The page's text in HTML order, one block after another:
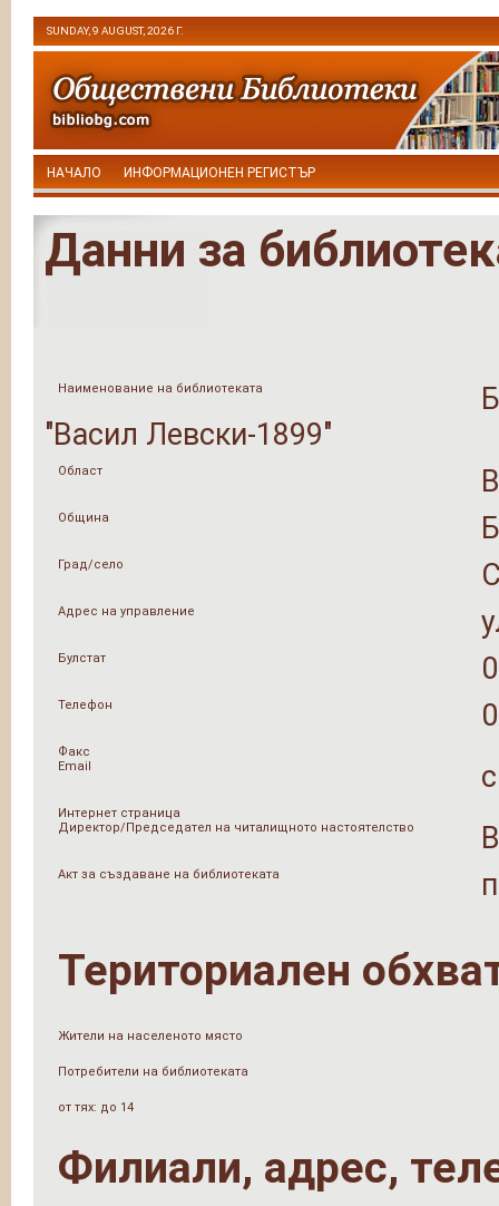
SUNDAY, 9 AUGUST, 2026 Г.
НАЧАЛО ИНФОРМАЦИОНЕН РЕГИСТЪР
Данни за
Наименование на библиотеката
"Васил Левски-1899"
Област
Община
Град/село
Адрес на управление
Булстат
Телефон
Факс
Email
Интернет страница
Директор/Председател на читалищното настоятелство
Акт за създаване на библиотеката
Териториален
Жители на населеното място
Потребители на библиотеката
от тях: до 14
Филиали, адрес,